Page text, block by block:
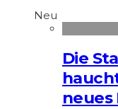
Neu
Die
neues